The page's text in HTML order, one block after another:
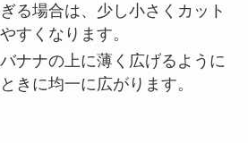
る場合は、少し小さくカット
すくなります。
ナナの上に薄く広げるように
きに均一に広がります。